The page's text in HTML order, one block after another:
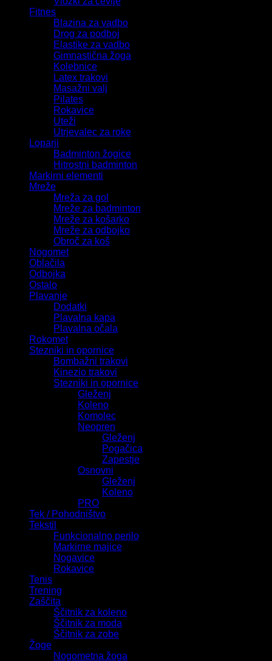
Fitnes
Blazina za vadbo
Drog za podboj
Elastike za vadbo
Gimnastična žoga
Kolebnice
Latex trakovi
Masažni valj
Pilates
Rokavice
Uteži
Utrjevalec za roke
Loparji
Badminton žogice
Hitrostni badminton
Markirni elementi
Mreže
Mreža za gol
Mreže za badminton
Mreže za košarko
Mreže za odbojko
Obroč za koš
Nogomet
Oblačila
Odbojka
Ostalo
Plavanje
Dodatki
Plavalna kapa
Plavalna očala
Rokomet
Stezniki in opornice
Bombažni trakovi
Kinezio trakovi
Stezniki in opornice
Gleženj
Koleno
Komolec
Neopren
Gleženj
Pogačica
Zapestje
Osnovni
Gleženj
Koleno
PRO
Tek / Pohodništvo
Tekstil
Funkcionalno perilo
Markirne majice
Nogavice
Rokavice
Tenis
Trening
Zaščita
Ščitnik za koleno
Ščitnik za moda
Ščitnik za zobe
Žoge
Nogometna žoga